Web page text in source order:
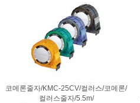
코메론줄자/KMC-25CV/컬러스/코메론/
컬러스줄자/5.5m/